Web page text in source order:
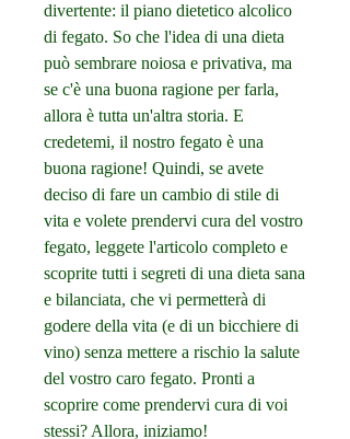
divertente: il piano dietetico alcolico
di fegato. So che l'idea di una dieta
può sembrare noiosa e privativa, ma
se c'è una buona ragione per farla,
allora è tutta un'altra storia. E
credetemi, il nostro fegato è una
buona ragione! Quindi, se avete
deciso di fare un cambio di stile di
vita e volete prendervi cura del vostro
fegato, leggete l'articolo completo e
scoprite tutti i segreti di una dieta sana
e bilanciata, che vi permetterà di
godere della vita (e di un bicchiere di
vino) senza mettere a rischio la salute
del vostro caro fegato. Pronti a
scoprire come prendervi cura di voi
stessi? Allora, iniziamo!